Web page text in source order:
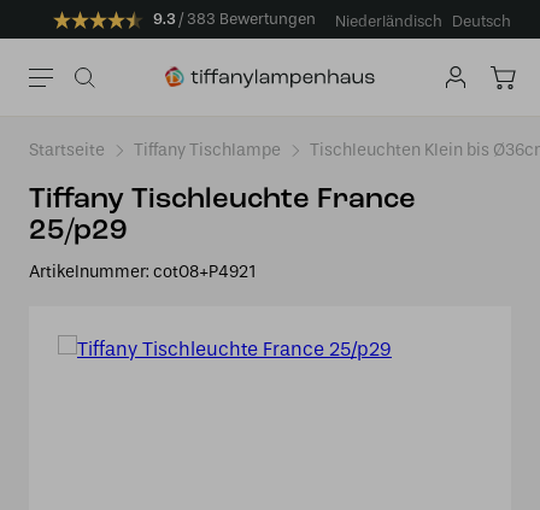
9.3 383 Bewertungen Niederländisch Deutsch
Startseite Tiffany Tischlampe Tischleuchten Klein bis
Tiffany Tischleuchte France
25/p29
Artikelnummer: cot08+P4921